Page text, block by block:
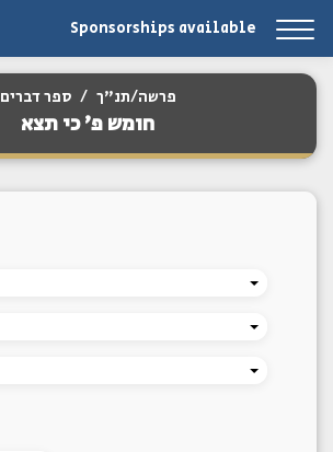
Sponsorships available
פרשה/תנ"ך / ספר דברים
חומש פ' כי תצא